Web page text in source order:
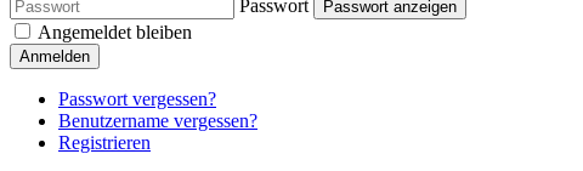
Passwort
Passwort anzeigen
Angemeldet bleiben
Anmelden
Passwort vergessen?
Benutzername vergessen?
Registrieren